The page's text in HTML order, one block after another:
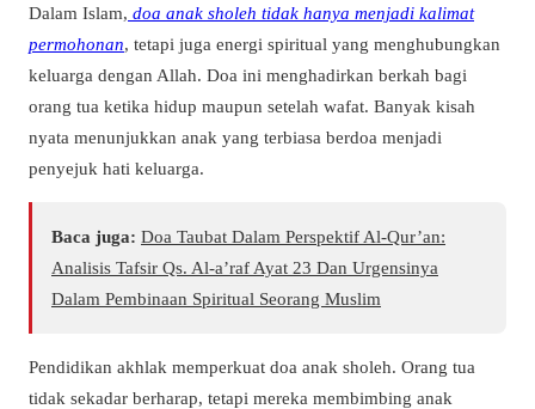
Dalam Islam, doa anak sholeh tidak hanya menjadi kalimat
permohonan, tetapi juga energi spiritual yang menghubungkan
keluarga dengan Allah. Doa ini menghadirkan berkah bagi
orang tua ketika hidup maupun setelah wafat. Banyak kisah
nyata menunjukkan anak yang terbiasa berdoa menjadi
penyejuk hati keluarga.
Baca juga: Doa Taubat Dalam Perspektif Al-Qur’an:
Analisis Tafsir Qs. Al-a’raf Ayat 23 Dan Urgensinya
Dalam Pembinaan Spiritual Seorang Muslim
Pendidikan akhlak memperkuat doa anak sholeh. Orang tua
tidak sekadar berharap, tetapi mereka membimbing anak